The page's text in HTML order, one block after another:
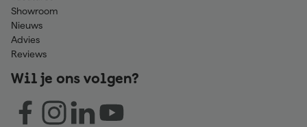
Showroom
Nieuws
Advies
Reviews
Wil je ons volgen?